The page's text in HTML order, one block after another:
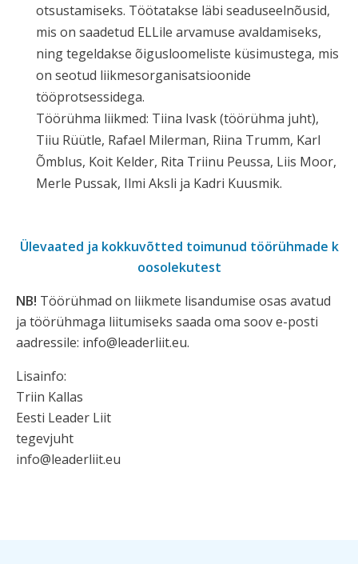
otsustamiseks. Töötatakse läbi seaduseelnõusid,
mis on saadetud ELLile arvamuse avaldamiseks,
ning tegeldakse õigusloomeliste küsimustega, mis
on seotud liikmesorganisatsioonide
tööprotsessidega.
Töörühma liikmed: Tiina Ivask (töörühma juht),
Tiiu Rüütle, Rafael Milerman, Riina Trumm, Karl
Õmblus, Koit Kelder, Rita Triinu Peussa, Liis Moor,
Merle Pussak, Ilmi Aksli ja Kadri Kuusmik.
Ülevaated ja kokkuvõtted toimunud töörühmade k
oosolekutest
NB! Töörühmad on liikmete lisandumise osas avatud
ja töörühmaga liitumiseks saada oma soov e-posti
aadressile: info@leaderliit.eu.
Lisainfo:
Triin Kallas
Eesti Leader Liit
tegevjuht
info@leaderliit.eu